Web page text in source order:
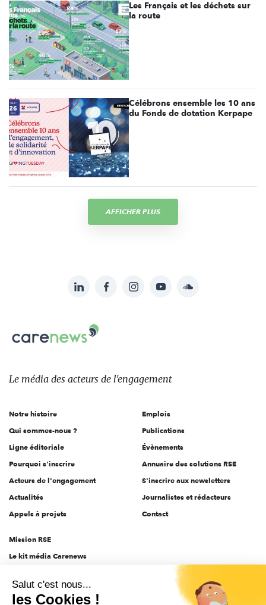
Les Français et les déchets sur
la route
Célébrons ensemble les 10 ans
du Fonds de dotation Kerpape
AFFICHER PLUS
sur:
LinkedInFacebookInstagramYouTubeSoundcloud
Le
des
l'engagement
Le média des acteurs de l'engagement
Notre histoire
Qui sommes-nous ?
Ligne éditoriale
Pourquoi s'inscrire
Acteurs de l'engagement
Actualités
Appels à projets
Emplois
Publications
Évènements
Annuaire des solutions RSE
S'inscrire aux newsletters
Journalistes et rédacteurs
Contact
Mission RSE
Le kit média Carenews
AEF info
Salut c'est nous...
les Cookies !